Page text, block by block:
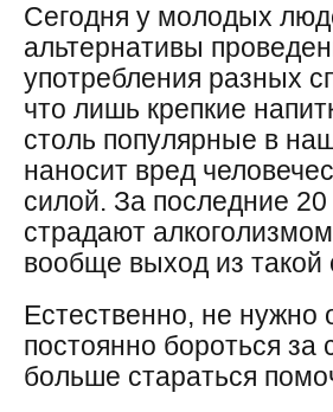
Сегодня у молодых
альтернативы
употребления разных
что лишь крепкие
столь популярные в
наносит вред
силой. За последние
страдают
вообще выход из такой
Естественно, не нужно
постоянно бороться
больше стараться